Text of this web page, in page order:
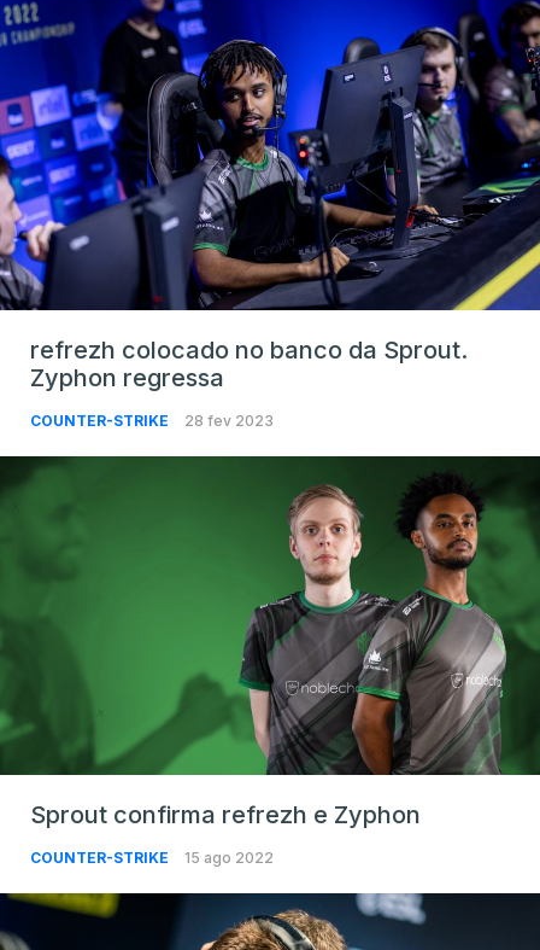
refrezh colocado no banco da Sprout.
Zyphon regressa
COUNTER-STRIKE 28 fev 2023
Sprout confirma refrezh e Zyphon
COUNTER-STRIKE 15 ago 2022